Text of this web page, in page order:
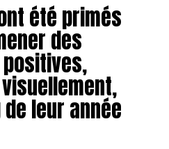
été primés
des
leur année